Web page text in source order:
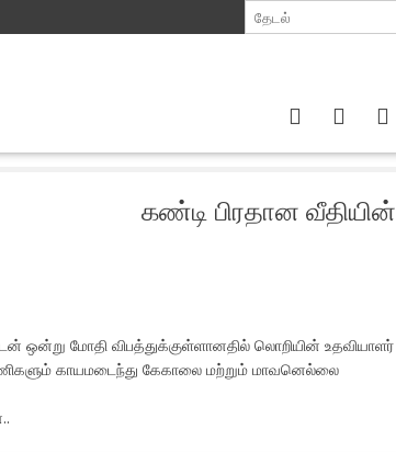
கண்டி பிரதான வீதியின்
ஒன்று மோதி விபத்துக்குள்ளானதில் லொறியின் உதவியாளர்
காயமடைந்து கேகாலை மற்றும் மாவனெல்லை